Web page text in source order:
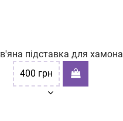
підставка для хамона
400 грн